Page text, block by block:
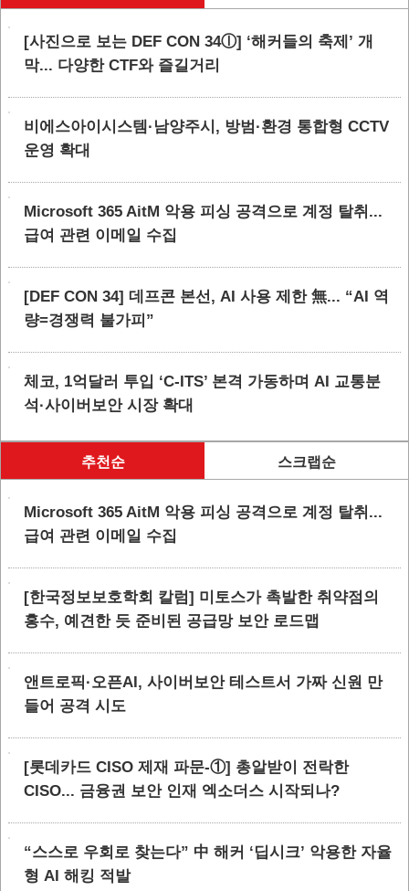
[사진으로 보는 DEF CON 34ⓛ] ‘해커들의 축제’ 개
막... 다양한 CTF와 즐길거리
비에스아이시스템·남양주시, 방범·환경 통합형 CCTV
운영 확대
Microsoft 365 AitM 악용 피싱 공격으로 계정 탈취...
급여 관련 이메일 수집
[DEF CON 34] 데프콘 본선, AI 사용 제한 無... “AI 역
량=경쟁력 불가피”
체코, 1억달러 투입 ‘C-ITS’ 본격 가동하며 AI 교통분
석·사이버보안 시장 확대
추천순 스크랩순
Microsoft 365 AitM 악용 피싱 공격으로 계정 탈취...
급여 관련 이메일 수집
[한국정보보호학회 칼럼] 미토스가 촉발한 취약점의
홍수, 예견한 듯 준비된 공급망 보안 로드맵
앤트로픽·오픈AI, 사이버보안 테스트서 가짜 신원 만
들어 공격 시도
[롯데카드 CISO 제재 파문-①] 총알받이 전락한
CISO... 금융권 보안 인재 엑소더스 시작되나?
“스스로 우회로 찾는다” 中 해커 ‘딥시크’ 악용한 자율
형 AI 해킹 적발